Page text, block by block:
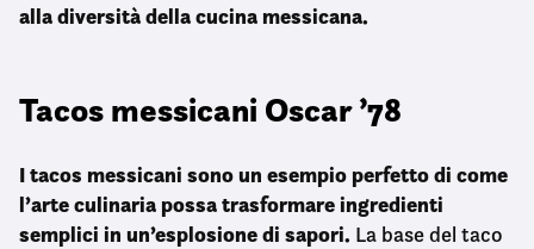
alla diversità della cucina messicana.
Tacos messicani Oscar ’78
I tacos messicani sono un esempio perfetto di come
l’arte culinaria possa trasformare ingredienti
semplici in un’esplosione di sapori. La base del taco